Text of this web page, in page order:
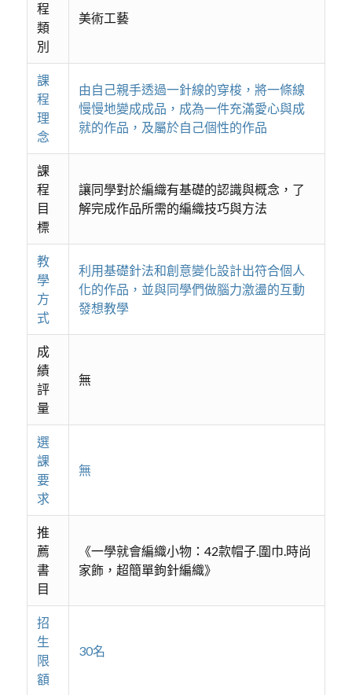
程
類
別
美術工藝
課
程
理
念
由自己親手透過一針線的穿梭，將一條線
慢慢地變成成品，成為一件充滿愛心與成
就的作品，及屬於自己個性的作品
課
程
目
標
讓同學對於編織有基礎的認識與概念，了
解完成作品所需的編織技巧與方法
教
學
方
式
利用基礎針法和創意變化設計出符合個人
化的作品，並與同學們做腦力激盪的互動
發想教學
成
績
評
量
無
選
課
要
求
無
推
薦
書
目
《一學就會編織小物：42款帽子.圍巾.時尚
家飾，超簡單鉤針編織》
招
生
限
額
30名